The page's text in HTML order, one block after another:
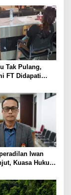
Tak Pulang,
FT Didapati
Iwan
Kuasa Hukum